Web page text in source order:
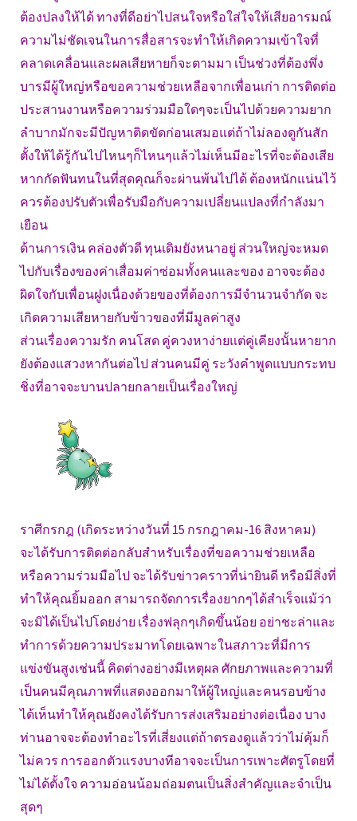
ต้องปลงให้ได้ ทางที่ดีอย่าไปสนใจหรือใส่ใจให้เสียอารมณ์
ความไม่ชัดเจนในการสื่อสารจะทำให้เกิดความเข้าใจที่
คลาดเคลื่อนและผลเสียหายก็จะตามมา เป็นช่วงที่ต้องพึ่ง
บารมีผู้ใหญ่หรือขอความช่วยเหลือจากเพื่อนเก่า การติดต่อ
ประสานงานหรือความร่วมมือใดๆจะเป็นไปด้วยความยาก
ลำบากมักจะมีปัญหาติดขัดก่อนเสมอแต่ถ้าไม่ลองดูกันสัก
ตั้งให้ได้รู้กันไปไหนๆก็ไหนๆแล้วไม่เห็นมีอะไรที่จะต้องเสีย
หากกัดฟันทนในที่สุดคุณก็จะผ่านพ้นไปได้ ต้องหนักแน่นไว้
ควรต้องปรับตัวเพื่อรับมือกับความเปลี่ยนแปลงที่กำลังมา
เยือน
ด้านการเงิน คล่องตัวดี ทุนเดิมยังหนาอยู่ ส่วนใหญ่จะหมด
ไปกับเรื่องของค่าเสื่อมค่าซ่อมทั้งคนและของ อาจจะต้อง
ผิดใจกับเพื่อนฝูงเนื่องด้วยของที่ต้องการมีจำนวนจำกัด จะ
เกิดความเสียหายกับข้าวของที่มีมูลค่าสูง
ส่วนเรื่องความรัก คนโสด คู่ควงหาง่ายแต่คู่เคียงนั้นหายาก
ยังต้องแสวงหากันต่อไป ส่วนคนมีคู่ ระวังคำพูดแบบกระทบ
ชิ่งที่อาจจะบานปลายกลายเป็นเรื่องใหญ่
ราศีกรกฎ (เกิดระหว่างวันที่ 15 กรกฎาคม-16 สิงหาคม)
จะได้รับการติดต่อกลับสำหรับเรื่องที่ขอความช่วยเหลือ
หรือความร่วมมือไป จะได้รับข่าวคราวที่น่ายินดี หรือมีสิ่งที่
ทำให้คุณยิ้มออก สามารถจัดการเรื่องยากๆได้สำเร็จแม้ว่า
จะมิได้เป็นไปโดยง่าย เรื่องฟลุกๆเกิดขึ้นน้อย อย่าชะล่าและ
ทำการด้วยความประมาทโดยเฉพาะในสภาวะที่มีการ
แข่งขันสูงเช่นนี้ คิดต่างอย่างมีเหตุผล ศักยภาพและความที่
เป็นคนมีคุณภาพที่แสดงออกมาให้ผู้ใหญ่และคนรอบข้าง
ได้เห็นทำให้คุณยังคงได้รับการส่งเสริมอย่างต่อเนื่อง บาง
ท่านอาจจะต้องทำอะไรที่เสี่ยงแต่ถ้าตรองดูแล้วว่าไม่คุ้มก็
ไม่ควร การออกตัวแรงบางทีอาจจะเป็นการเพาะศัตรูโดยที่
ไม่ได้ตั้งใจ ความอ่อนน้อมถ่อมตนเป็นสิ่งสำคัญและจำเป็น
สุดๆ